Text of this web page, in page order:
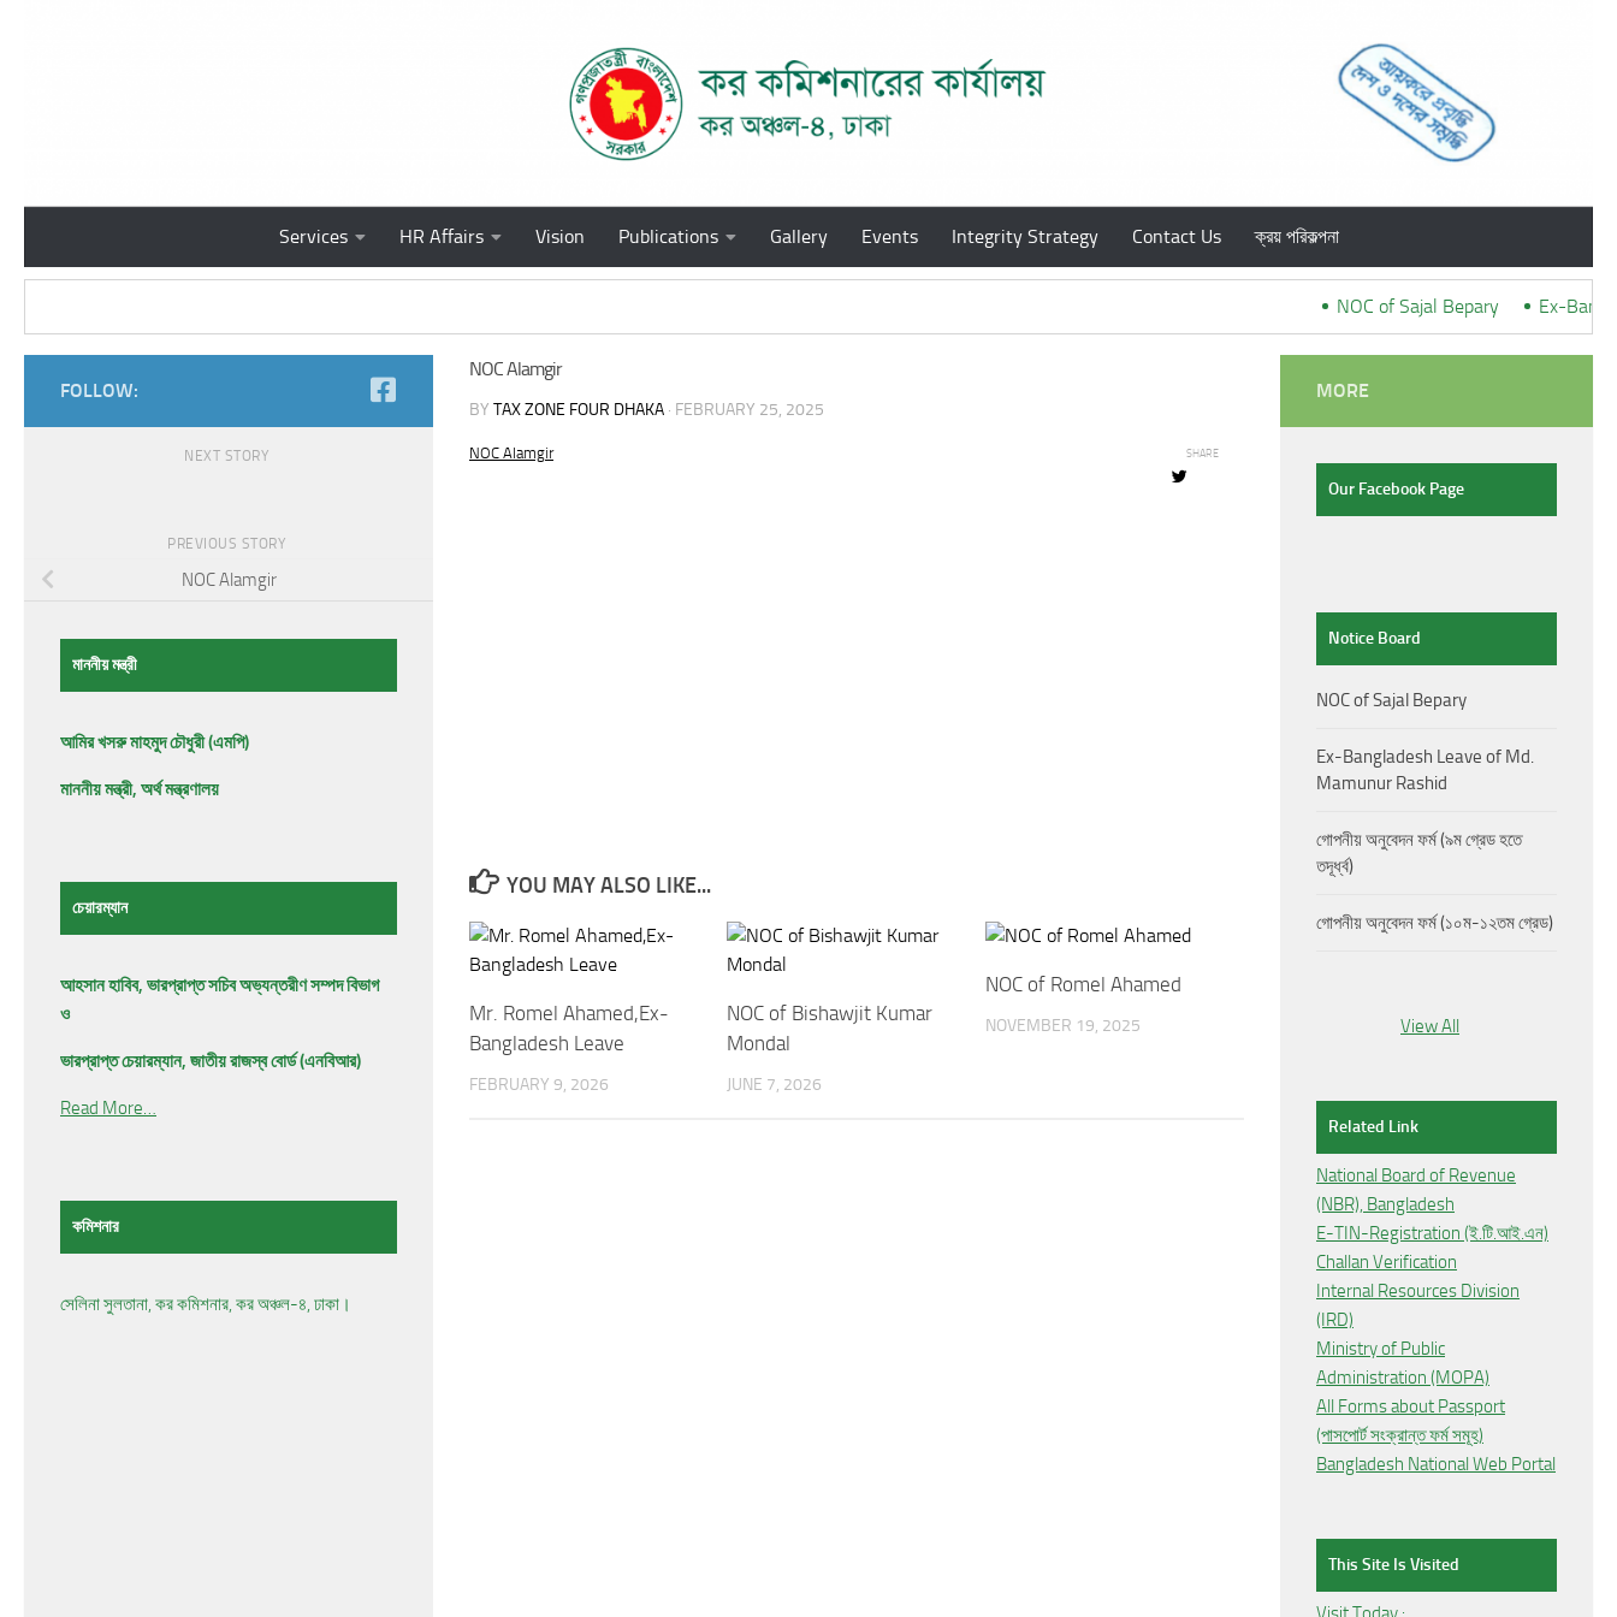
Services HR Affairs Vision Publications Gallery Events Integrity Strategy Contact Us ক্রয় পরিকল্পনা
NOC of Sajal Bepary*** Ex-
NOC Alamgir
BY TAX ZONE FOUR DHAKA · FEBRUARY 25, 2025
NOC Alamgir SHARE
YOU MAY ALSO LIKE...
Mr. Romel Ahamed,Ex-
Bangladesh Leave
FEBRUARY 9, 2026
NOC of Bishawjit Kumar
Mondal
JUNE 7, 2026
NOC of Romel Ahamed
NOVEMBER 19, 2025
FOLLOW:
NEXT STORY
PREVIOUS STORY
NOC Alamgir
মাননীয় মন্ত্রী
আমির খসরু মাহমুদ চৌধুরী (এমপি)
মাননীয় মন্ত্রী, অর্থ মন্ত্রণালয়
চেয়ারম্যান
আহসান হাবিব, ভারপ্রাপ্ত সচিব অভ্যন্তরীণ সম্পদ বিভাগ
ও
ভারপ্রাপ্ত চেয়ারম্যান, জাতীয় রাজস্ব বোর্ড (এনবিআর)
Read More…
কমিশনার
সেলিনা সুলতানা, কর কমিশনার, কর অঞ্চল-৪, ঢাকা।
MORE
Our Facebook Page
Notice Board
NOC of Sajal Bepary
Ex-Bangladesh Leave of Md.
Mamunur Rashid
গোপনীয় অনুবেদন ফর্ম (৯ম গ্রেড হতে
তদূর্ধ্ব)
গোপনীয় অনুবেদন ফর্ম (১০ম-১২তম গ্রেড)
View All
Related Link
National Board of Revenue
(NBR), Bangladesh
E-TIN-Registration (ই.টি.আই.এন)
Challan Verification
Internal Resources Division
(IRD)
Ministry of Public
Administration (MOPA)
All Forms about Passport
(পাসপোর্ট সংক্রান্ত ফর্ম সমূহ)
Bangladesh National Web Portal
This Site Is Visited